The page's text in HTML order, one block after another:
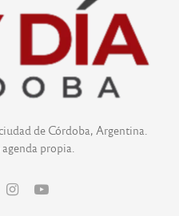
de Córdoba, Argentina.
propia.